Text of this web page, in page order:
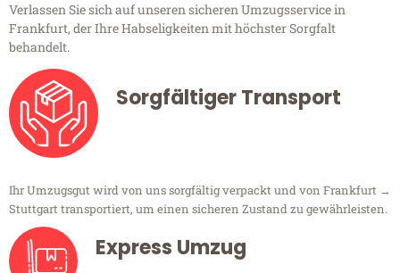
Verlassen Sie sich auf unseren sicheren Umzugsservice in
Frankfurt, der Ihre Habseligkeiten mit höchster Sorgfalt
behandelt.
Sorgfältiger Transport
Ihr Umzugsgut wird von uns sorgfältig verpackt und von Frankfurt →
Stuttgart transportiert, um einen sicheren Zustand zu gewährleisten.
Express Umzug